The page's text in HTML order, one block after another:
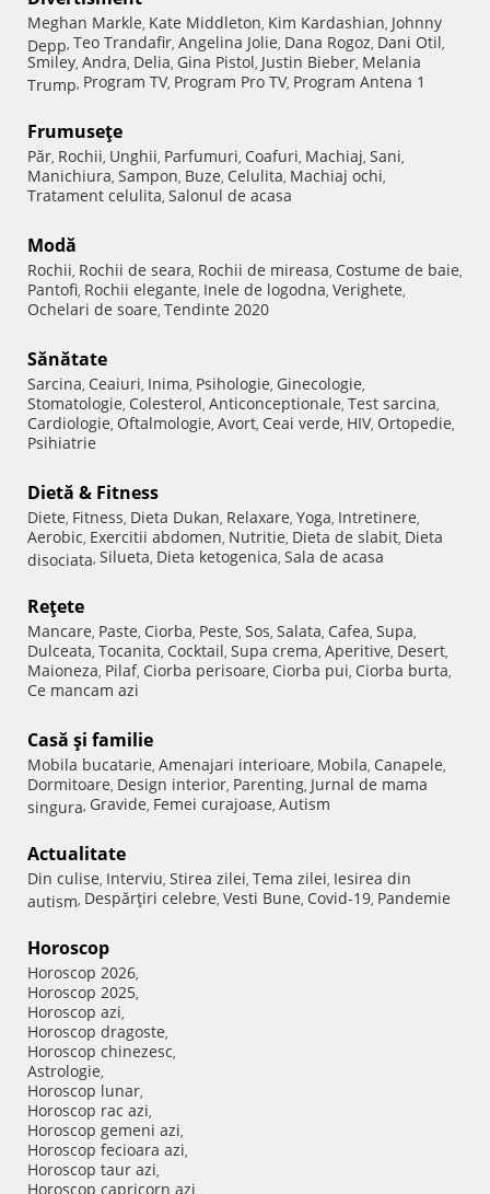
Meghan Markle, Kate Middleton, Kim Kardashian, Johnny
Depp, Teo Trandafir, Angelina Jolie, Dana Rogoz, Dani Otil,
Smiley, Andra, Delia, Gina Pistol, Justin Bieber, Melania
Trump, Program TV, Program Pro TV, Program Antena 1
Frumuseţe
Păr, Rochii, Unghii, Parfumuri, Coafuri, Machiaj, Sani,
Manichiura, Sampon, Buze, Celulita, Machiaj ochi,
Tratament celulita, Salonul de acasa
Modă
Rochii, Rochii de seara, Rochii de mireasa, Costume de baie,
Pantofi, Rochii elegante, Inele de logodna, Verighete,
Ochelari de soare, Tendinte 2020
Sănătate
Sarcina, Ceaiuri, Inima, Psihologie, Ginecologie,
Stomatologie, Colesterol, Anticonceptionale, Test sarcina,
Cardiologie, Oftalmologie, Avort, Ceai verde, HIV, Ortopedie,
Psihiatrie
Dietă & Fitness
Diete, Fitness, Dieta Dukan, Relaxare, Yoga, Intretinere,
Aerobic, Exercitii abdomen, Nutritie, Dieta de slabit, Dieta
disociata, Silueta, Dieta ketogenica, Sala de acasa
Reţete
Mancare, Paste, Ciorba, Peste, Sos, Salata, Cafea, Supa,
Dulceata, Tocanita, Cocktail, Supa crema, Aperitive, Desert,
Maioneza, Pilaf, Ciorba perisoare, Ciorba pui, Ciorba burta,
Ce mancam azi
Casă şi familie
Mobila bucatarie, Amenajari interioare, Mobila, Canapele,
Dormitoare, Design interior, Parenting, Jurnal de mama
singura, Gravide, Femei curajoase, Autism
Actualitate
Din culise, Interviu, Stirea zilei, Tema zilei, Iesirea din
autism, Despărţiri celebre, Vesti Bune, Covid-19, Pandemie
Horoscop
Horoscop 2026,
Horoscop 2025,
Horoscop azi,
Horoscop dragoste,
Horoscop chinezesc,
Astrologie,
Horoscop lunar,
Horoscop rac azi,
Horoscop gemeni azi,
Horoscop fecioara azi,
Horoscop taur azi,
Horoscop capricorn azi